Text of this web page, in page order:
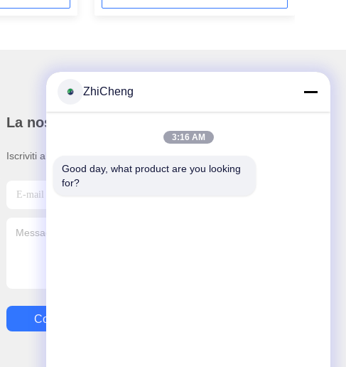
La nostra newsletter
Iscriviti alla nostra newsletter per sconti e altro.
Contattaci
ZhiCheng
3:16 AM
Good day, what product are you looking
for?